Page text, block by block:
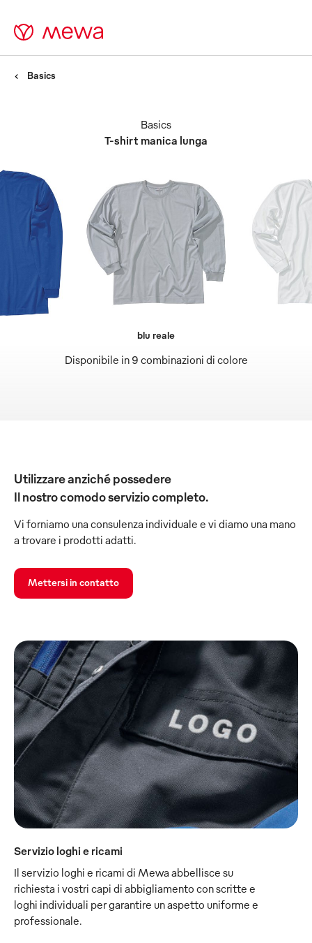
Basics
T-shirt manica lunga
Basics
Disponibile in 9 combinazioni di colore
blu reale
Utilizzare anziché possedere
Il nostro comodo servizio completo.
Vi forniamo una consulenza individuale e vi diamo una mano
a trovare i prodotti adatti.
Mettersi in contatto
Servizio loghi e ricami
Il servizio loghi e ricami di Mewa abbellisce su
richiesta i vostri capi di abbigliamento con scritte e
loghi individuali per garantire un aspetto uniforme e
professionale.